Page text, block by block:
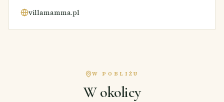
villamamma.pl
W POBLIŻU
W okolicy